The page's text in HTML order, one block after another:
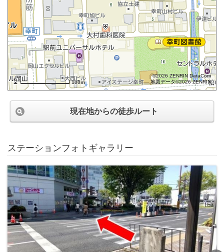
100m
©2026 ZENRIN DataCom
地図データ©2026 ZENRIN
現在地からの徒歩ルート
ステーションフォトギャラリー